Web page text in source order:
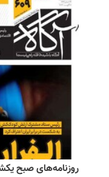
روزنامه‌های صبح یکشنبه ۱۸